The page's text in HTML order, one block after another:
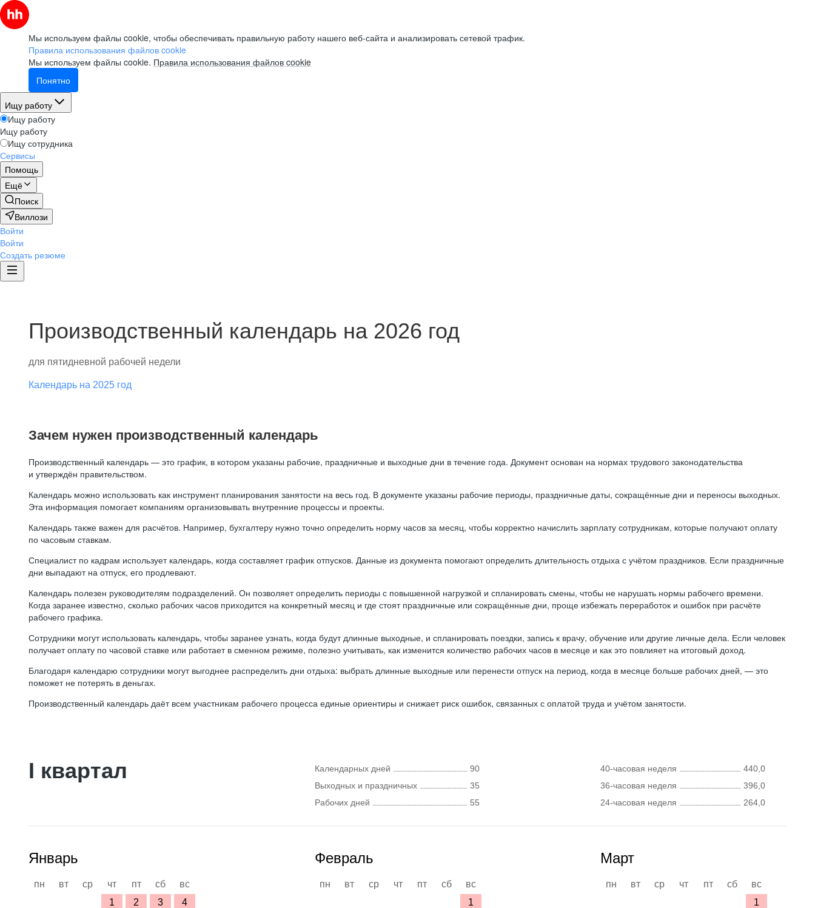
Мы используем файлы cookie, чтобы обеспечивать правильную работу нашего веб-сайта и анализировать сетевой трафик.
Правила использования файлов cookie
Мы используем файлы cookie. Правила использования файлов cookie
Понятно
Ищу работу
Ищу работу
Ищу работу
Ищу сотрудника
Сервисы
Помощь
Ещё
Поиск
Виллози
Войти
Войти
Создать резюме
Производственный календарь на 2026 год
для пятидневной рабочей недели
Календарь на 2025 год
Зачем нужен производственный календарь
Производственный календарь — это график, в котором указаны рабочие, праздничные и выходные дни в течение года. Документ основан на нормах трудового законодательства
и утверждён правительством.
Календарь можно использовать как инструмент планирования занятости на весь год. В документе указаны рабочие периоды, праздничные даты, сокращённые дни и переносы выходных.
Эта информация помогает компаниям организовывать внутренние процессы и проекты.
Календарь также важен для расчётов. Например, бухгалтеру нужно точно определить норму часов за месяц, чтобы корректно начислить зарплату сотрудникам, которые получают оплату
по часовым ставкам.
Специалист по кадрам использует календарь, когда составляет график отпусков. Данные из документа помогают определить длительность отдыха с учётом праздников. Если праздничные
дни выпадают на отпуск, его продлевают.
Календарь полезен руководителям подразделений. Он позволяет определить периоды с повышенной нагрузкой и спланировать смены, чтобы не нарушать нормы рабочего времени.
Когда заранее известно, сколько рабочих часов приходится на конкретный месяц и где стоят праздничные или сокращённые дни, проще избежать переработок и ошибок при расчёте
рабочего графика.
Сотрудники могут использовать календарь, чтобы заранее узнать, когда будут длинные выходные, и спланировать поездки, запись к врачу, обучение или другие личные дела. Если человек
получает оплату по часовой ставке или работает в сменном режиме, полезно учитывать, как изменится количество рабочих часов в месяце и как это повлияет на итоговый доход.
Благодаря календарю сотрудники могут выгоднее распределить дни отдыха: выбрать длинные выходные или перенести отпуск на период, когда в месяце больше рабочих дней, — это
поможет не потерять в деньгах.
Производственный календарь даёт всем участникам рабочего процесса единые ориентиры и снижает риск ошибок, связанных с оплатой труда и учётом занятости.
I квартал Календарных дней
90
Выходных и праздничных
35
Рабочих дней
55
40-часовая неделя
440,0
36-часовая неделя
396,0
24-часовая неделя
264,0
Январь
пн вт ср чт пт сб
вс
1
2 3
4
Февраль
пн вт ср чт пт сб
вс
1
Март
пн вт ср чт пт сб
вс
1